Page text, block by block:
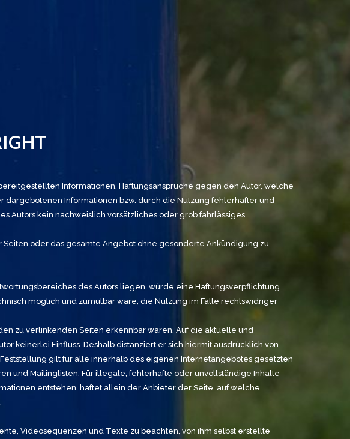
Informationen. Haftungsansprüche gegen den Autor, welche
Informationen bzw. durch die Nutzung fehlerhafter und
Autors kein nachweislich vorsätzliches oder grob fahrlässiges
oder das gesamte Angebot ohne gesonderte Ankündigung zu
des Autors liegen, würde eine Haftungsverpflichtung
möglich und zumutbar wäre, die Nutzung im Falle rechtswidriger
zu verlinkenden Seiten erkennbar waren. Auf die aktuelle und
keinerlei Einfluss. Deshalb distanziert er sich hiermit ausdrücklich von
gilt für alle innerhalb des eigenen Internetangebotes gesetzten
und Mailinglisten. Für illegale, fehlerhafte oder unvollständige Inhalte
entstehen, haftet allein der Anbieter der Seite, auf welche
Videosequenzen und Texte zu beachten, von ihm selbst erstellte